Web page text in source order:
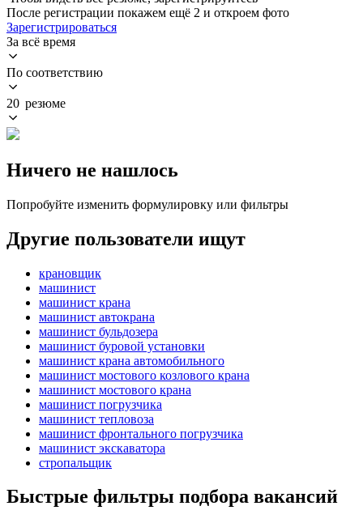
После регистрации покажем ещё 2 и откроем фото
Зарегистрироваться
За всё время
По соответствию
20 резюме
Ничего не нашлось
Попробуйте изменить формулировку или фильтры
Другие пользователи ищут
крановщик
машинист
машинист крана
машинист автокрана
машинист бульдозера
машинист буровой установки
машинист крана автомобильного
машинист мостового козлового крана
машинист мостового крана
машинист погрузчика
машинист тепловоза
машинист фронтального погрузчика
машинист экскаватора
стропальщик
Быстрые фильтры подбора вакансий